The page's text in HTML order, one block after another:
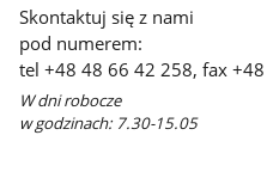
Skontaktuj się z nami
pod numerem:
tel +48 48 66 42 258, fax
W dni robocze
w godzinach: 7.30-15.05